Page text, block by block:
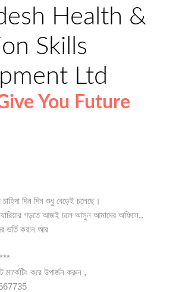
Health &
Skills
Ltd
You Future
চাহিদা দিন দিন শুধু বেড়েই চলেছে।
ক্যারিয়ার গড়তে আজই চলে আসুন আমাদের অফিসে..
ভর্তি করান আর
করে উপার্জন করুন ,